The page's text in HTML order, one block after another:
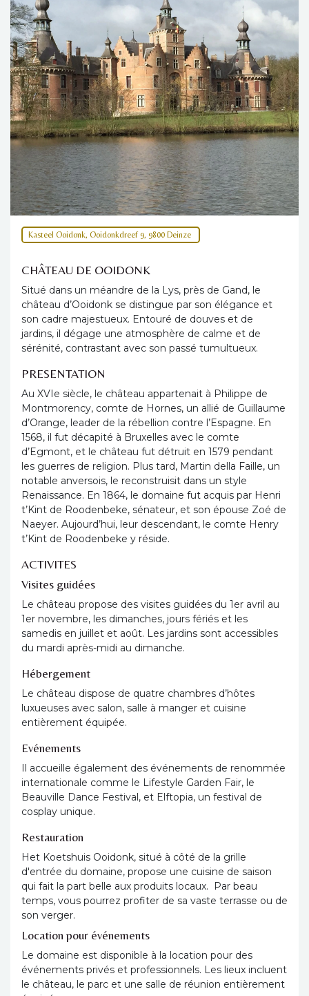
Kasteel Ooidonk, Ooidonkdreef 9, 9800 Deinze
CHÂTEAU DE OOIDONK
Situé dans un méandre de la Lys, près de Gand, le
château d’Ooidonk se distingue par son élégance et
son cadre majestueux. Entouré de douves et de
jardins, il dégage une atmosphère de calme et de
sérénité, contrastant avec son passé tumultueux.
PRESENTATION
Au XVIe siècle, le château appartenait à Philippe de
Montmorency, comte de Hornes, un allié de Guillaume
d’Orange, leader de la rébellion contre l’Espagne. En
1568, il fut décapité à Bruxelles avec le comte
d’Egmont, et le château fut détruit en 1579 pendant
les guerres de religion. Plus tard, Martin della Faille, un
notable anversois, le reconstruisit dans un style
Renaissance. En 1864, le domaine fut acquis par Henri
t’Kint de Roodenbeke, sénateur, et son épouse Zoé de
Naeyer. Aujourd’hui, leur descendant, le comte Henry
t’Kint de Roodenbeke y réside.
ACTIVITES
Visites guidées
Le château propose des visites guidées du 1er avril au
1er novembre, les dimanches, jours fériés et les
samedis en juillet et août. Les jardins sont accessibles
du mardi après-midi au dimanche.
Hébergement
Le château dispose de quatre chambres d’hôtes
luxueuses avec salon, salle à manger et cuisine
entièrement équipée.
Evénements
Il accueille également des événements de renommée
internationale comme le Lifestyle Garden Fair, le
Beauville Dance Festival, et Elftopia, un festival de
cosplay unique.
Restauration
Het Koetshuis Ooidonk, situé à côté de la grille
d'entrée du domaine, propose une cuisine de saison
qui fait la part belle aux produits locaux. Par beau
temps, vous pourrez profiter de sa vaste terrasse ou de
son verger.
Location pour événements
Le domaine est disponible à la location pour des
événements privés et professionnels. Les lieux incluent
le château, le parc et une salle de réunion entièrement